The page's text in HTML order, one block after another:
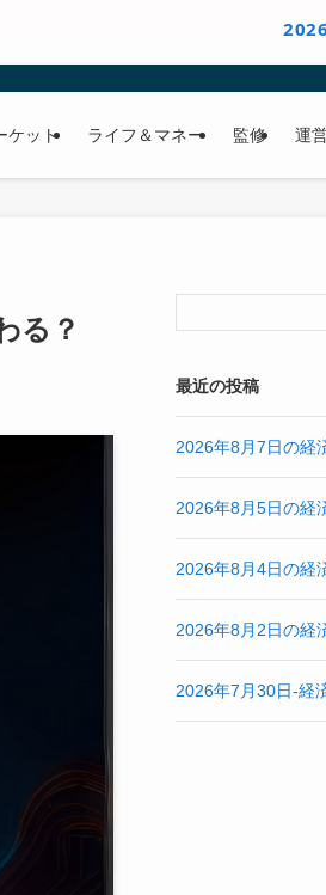
2026年8月7
ケット ライフ＆マネー 監修 運
る？
最近の投稿
2026年8月7日の経
2026年8月5日の経
2026年8月4日の経
2026年8月2日の経
2026年7月30日-経